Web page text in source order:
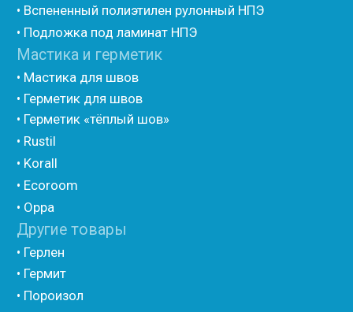
• Трубная изоляция из вспененного полиэтилена
• Трубная изоляция из вспененного полиэтилена
Изотом
• Шнур базальтовый теплоизоляционный
• Компенсационный мат вспененного полиэтилена
• Утеплитель для труб из вспененного полиэтилена
• Уплотнительный шнур HOT ROD XL
• ПСУЛ
• Ultima
• Дихтунгсбанд
• Фиброволокно
• Уголки
• Евроблок ИзоТехпро
• Евроблок Isodom
• Евроблок Penoterm
• Евроблок Порилекс
• Евроблок Стенофон